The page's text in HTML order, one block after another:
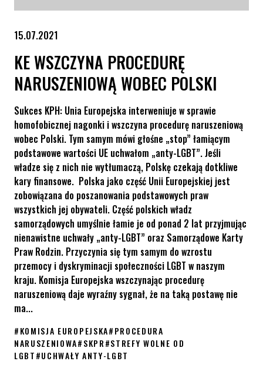
15.07.2021
KE WSZCZYNA PROCEDURĘ
NARUSZENIOWĄ WOBEC POLSKI
Sukces KPH: Unia Europejska interweniuje w sprawie
homofobicznej nagonki i wszczyna procedurę naruszeniową
wobec Polski. Tym samym mówi głośne „stop” łamiącym
podstawowe wartości UE uchwałom „anty-LGBT”. Jeśli
władze się z nich nie wytłumaczą, Polskę czekają dotkliwe
kary finansowe. Polska jako część Unii Europejskiej jest
zobowiązana do poszanowania podstawowych praw
wszystkich jej obywateli. Część polskich władz
samorządowych umyślnie łamie je od ponad 2 lat przyjmując
nienawistne uchwały „anty-LGBT” oraz Samorządowe Karty
Praw Rodzin. Przyczynia się tym samym do wzrostu
przemocy i dyskryminacji społeczności LGBT w naszym
kraju. Komisja Europejska wszczynając procedurę
naruszeniową daje wyraźny sygnał, że na taką postawę nie
ma...
#KOMISJA EUROPEJSKA#PROCEDURA
NARUSZENIOWA#SKPR#STREFY WOLNE OD
LGBT#UCHWAŁY ANTY-LGBT